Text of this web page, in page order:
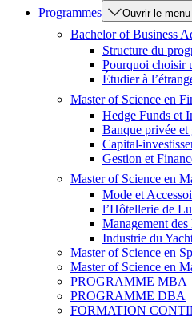
Programmes
Ouvrir le menu
Bachelor of Business
Structure du
Pourquoi choisir
Étudier à
Master of Science en
Hedge Funds et
Banque privée et
Capital-
Gestion et
Master of Science en
Mode et
l’Hôtellerie de
Management
Industrie du
Master of Science en
Master of Science en
PROGRAMME MBA
PROGRAMME DBA
FORMATION